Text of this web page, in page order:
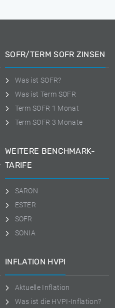
SOFR/TERM SOFR ZINSEN
Was ist SOFR?
Was ist Term SOFR
Term SOFR 1 Monat
Term SOFR 3 Monate
WEITERE BENCHMARK-
TARIFE
SARON
ESTER
SOFR
SONIA
INFLATION HVPI
Aktuelle Inflation
Was ist die HVPI-Inflation?